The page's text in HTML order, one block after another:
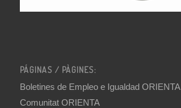
PÁGINAS / PÀGINES:
Boletines de Empleo e Igualdad ORIENTA
Comunitat ORIENTA